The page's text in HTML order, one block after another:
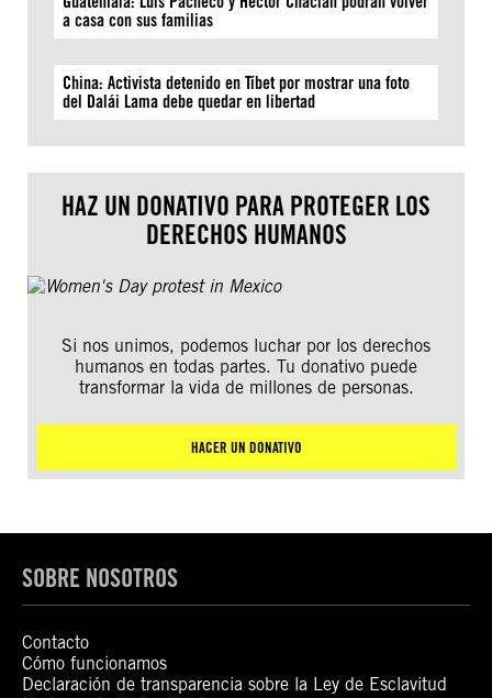
a casa con sus familias
China: Activista detenido en Tíbet por mostrar una foto
del Dalái Lama debe quedar en libertad
HAZ UN DONATIVO PARA PROTEGER LOS
DERECHOS HUMANOS
Si nos unimos, podemos luchar por los derechos
humanos en todas partes. Tu donativo puede
transformar la vida de millones de personas.
HACER UN DONATIVO
SOBRE NOSOTROS
Contacto
Cómo funcionamos
Declaración de transparencia sobre la Ley de Esclavitud